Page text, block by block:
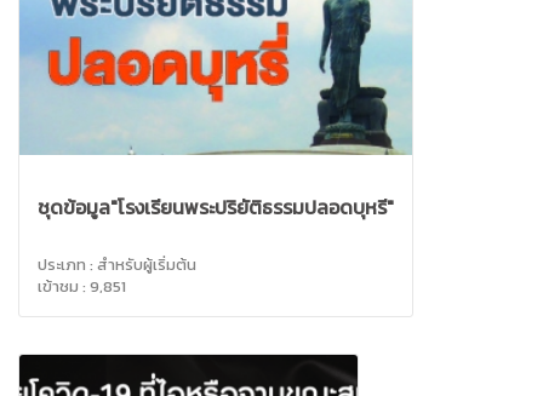
ชุดข้อมูล"โรงเรียนพระปริยัติธรรมปลอดบุหรี่"
ประเภท : สำหรับผู้เริ่มต้น
เข้าชม : 9,851